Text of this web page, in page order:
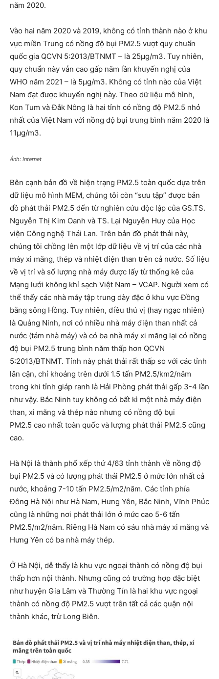
năm 2020.
Vào hai năm 2020 và 2019, không có tỉnh thành nào ở khu
vực miền Trung có nồng độ bụi PM2.5 vượt quy chuẩn
quốc gia QCVN 5:2013/BTNMT – là 25µg/m3. Tuy nhiên,
quy chuẩn này vẫn cao gấp năm lần khuyến nghị của
WHO năm 2021 – là 5µg/m3. Không có tỉnh nào của Việt
Nam đạt được khuyến nghị này. Theo dữ liệu mô hình,
Kon Tum và Đắk Nông là hai tỉnh có nồng độ PM2.5 nhỏ
nhất của Việt Nam với nồng độ bụi trung bình năm 2020 là
11µg/m3.
Ảnh: Internet
Bên cạnh bản đồ về hiện trạng PM2.5 toàn quốc dựa trên
dữ liệu mô hình MEM, chúng tôi còn “sưu tập” được bản
đồ phát thải PM2.5 đến từ nghiên cứu độc lập của GS.TS.
Nguyễn Thị Kim Oanh và TS. Lại Nguyễn Huy của Học
viện Công nghệ Thái Lan. Trên bản đồ phát thải này,
chúng tôi chồng lên một lớp dữ liệu về vị trí của các nhà
máy xi măng, thép và nhiệt điện than trên cả nước. Số liệu
về vị trí và số lượng nhà máy được lấy từ thống kê của
Mạng lưới không khí sạch Việt Nam – VCAP. Người xem có
thể thấy các nhà máy tập trung dày đặc ở khu vực Đồng
bằng sông Hồng. Tuy nhiên, điều thú vị (hay ngạc nhiên)
là Quảng Ninh, nơi có nhiều nhà máy điện than nhất cả
nước (tám nhà máy) và có ba nhà máy xi măng lại có nồng
độ bụi PM2.5 trung bình năm thấp hơn QCVN
5:2013/BTNMT. Tỉnh này phát thải rất thấp so với các tỉnh
lân cận, chỉ khoảng trên dưới 1.5 tấn PM2.5/km2/năm
trong khi tỉnh giáp ranh là Hải Phòng phát thải gấp 3-4 lần
như vậy. Bắc Ninh tuy không có bất kì một nhà máy điện
than, xi măng và thép nào nhưng có nồng độ bụi
PM2.5 cao nhất toàn quốc và lượng phát thải PM2.5 cũng
cao.
Hà Nội là thành phố xếp thứ 4/63 tỉnh thành về nồng độ
bụi PM2.5 và có lượng phát thải PM2.5 ở mức lớn nhất cả
nước, khoảng 7-10 tấn PM2.5/m2/năm. Các tỉnh phía
Đông Hà Nội như Hà Nam, Hưng Yên, Bắc Ninh, Vĩnh Phúc
cũng là những nơi phát thải lớn ở mức cao 5-6 tấn
PM2.5/m2/năm. Riêng Hà Nam có sáu nhà máy xi măng và
Hưng Yên có ba nhà máy thép.
Ở Hà Nội, dễ thấy là khu vực ngoại thành có nồng độ bụi
thấp hơn nội thành. Nhưng cũng có trường hợp đặc biệt
như huyện Gia Lâm và Thường Tín là hai khu vực ngoại
thành có nồng độ PM2.5 vượt trên tất cả các quận nội
thành khác, trừ Long Biên.